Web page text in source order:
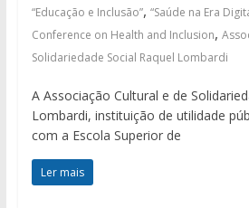
“Educação e Inclusão”, “Saúde na Era
Conference on Health and Inclusion,
Solidariedade Social Raquel Lombardi
A Associação Cultural e de
Lombardi, instituição de utilidade
com a Escola Superior de
Ler mais